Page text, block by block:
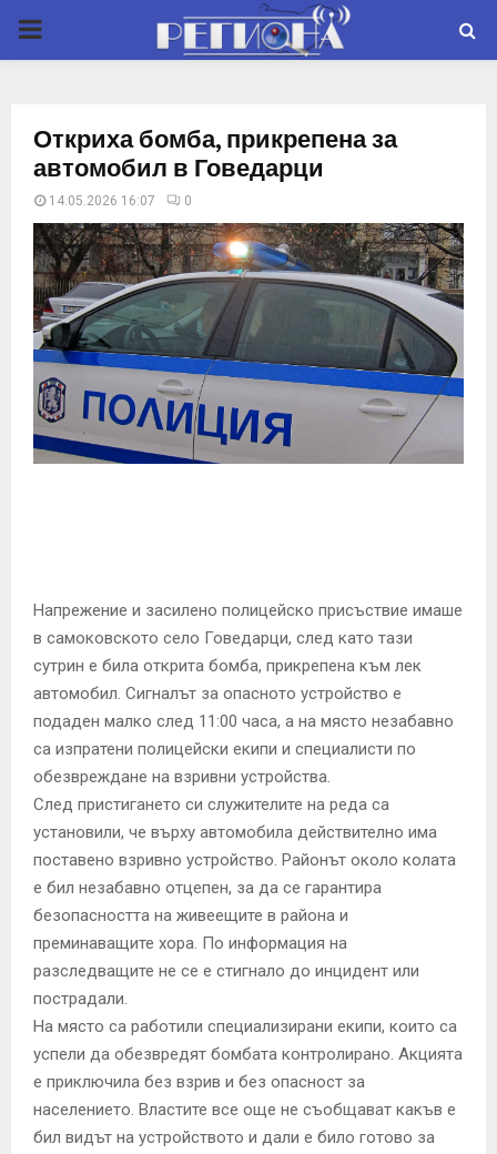
P
M
A
R
M
U
Откриха бомба, прикрепена за
автомобил в Говедарци
14.05.2026 16:07 0
Напрежение и засилено полицейско присъствие имаше
в самоковското село Говедарци, след като тази
сутрин е била открита бомба, прикрепена към лек
автомобил. Сигналът за опасното устройство е
подаден малко след 11:00 часа, а на място незабавно
са изпратени полицейски екипи и специалисти по
обезвреждане на взривни устройства.
След пристигането си служителите на реда са
установили, че върху автомобила действително има
поставено взривно устройство. Районът около колата
е бил незабавно отцепен, за да се гарантира
безопасността на живеещите в района и
преминаващите хора. По информация на
разследващите не се е стигнало до инцидент или
пострадали.
На място са работили специализирани екипи, които са
успели да обезвредят бомбата контролирано. Акцията
е приключила без взрив и без опасност за
населението. Властите все още не съобщават какъв е
бил видът на устройството и дали е било готово за